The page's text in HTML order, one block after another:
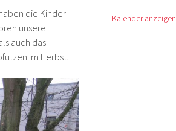
die Kinder
unsere
auch das
im Herbst.
Kalender anzeigen